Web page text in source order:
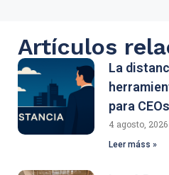
Artículos
La
para CEOs
4 agosto, 2026
Leer máss »